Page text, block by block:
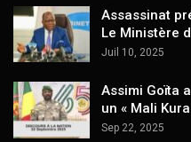
Assassinat
Le Ministère
Juil 10, 2025
Assimi Goïta
un « Mali
Sep 22, 2025